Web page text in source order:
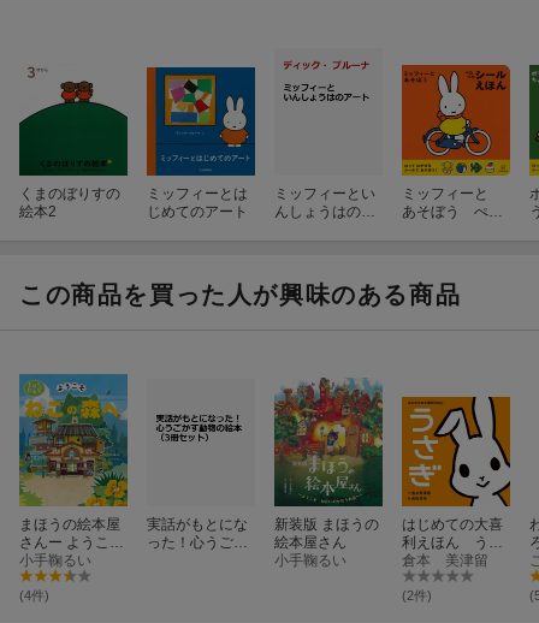
くまのぼりすの
絵本2
ミッフィーとは
じめてのアート
ミッフィーとい
んしょうはのア
ミッフィーと
あそぼう ぺた
この商品を買った人が興味のある商品
まほうの絵本屋
さんー ようこそ
ねこの森へ
小手鞠るい
(4件)
実話がもとにな
った！心うごか
新装版 まほうの
絵本屋さん
小手鞠るい
はじめての大喜
利えほん うさ
ぎ
倉本 美津留
(2件)